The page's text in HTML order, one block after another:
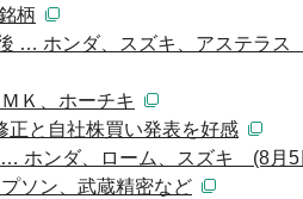
柄
… ホンダ、スズキ、アステラ
Ｋ、ホーチキ
正と自社株買い発表を好感
… ホンダ、ローム、スズキ (8月5
ソン、武蔵精密など